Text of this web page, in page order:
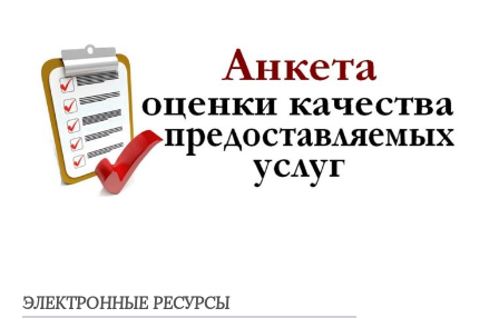
ЭЛЕКТРОННЫЕ РЕСУРСЫ